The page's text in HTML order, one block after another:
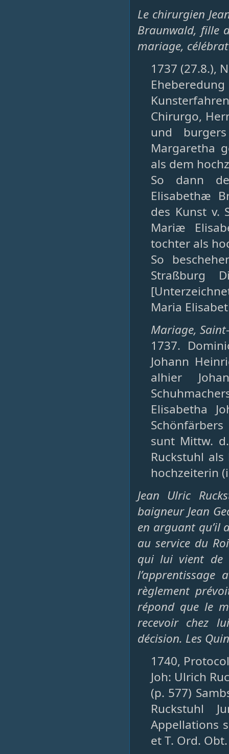
Le chirurgien
Braunwald, fille
mariage,
1737 (27.8.),
Chirurgo,
und
Margaretha
als dem
So dann
Elisabethæ
des Kunst v.
Mariæ
tochter als
So
Straßburg
Maria
Mariage,
1737.
Johann
alhier
Elisabetha
sunt Mittw.
Ruckstuhl
hochzeiterin
Jean Ulric
baigneur Jean
en arguant qu’il
au service du
qui lui vient de
règlement
répond que le
recevoir chez
décision. Les
1740,
Joh: Ulrich
(p. 577)
Ruckstuhl
Appellations
et T. Ord. Obt.